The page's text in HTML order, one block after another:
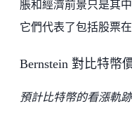
脹和經濟前景只是其
它們代表了包括股票
Bernstein 對比特幣
預計比特幣的看漲軌